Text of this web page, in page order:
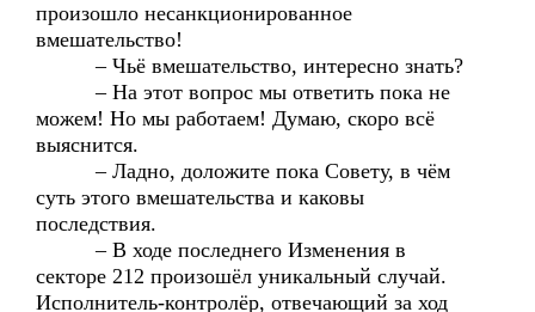
произошло несанкционированное
вмешательство!
– Чьё вмешательство, интересно знать?
– На этот вопрос мы ответить пока не
можем! Но мы работаем! Думаю, скоро всё
выяснится.
– Ладно, доложите пока Совету, в чём
суть этого вмешательства и каковы
последствия.
– В ходе последнего Изменения в
секторе 212 произошёл уникальный случай.
Исполнитель-контролёр, отвечающий за ход